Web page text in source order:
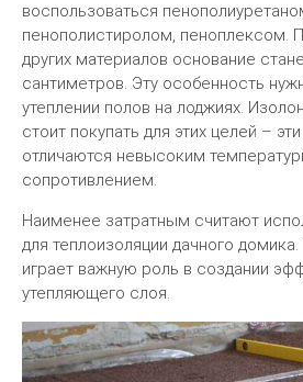
воспользоваться
пенополистиролом, пеноплексом.
других материалов основание
сантиметров. Эту особенность
утеплении полов на лоджиях.
стоит покупать для этих целей –
отличаются невысоким
сопротивлением.
Наименее затратным считают
для теплоизоляции дачного
играет важную роль в создании
утепляющего слоя.